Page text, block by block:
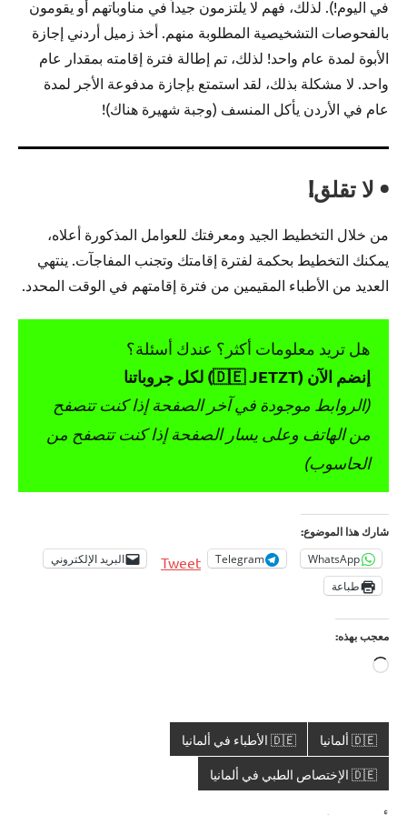
في اليوم!). لذلك، فهم لا يلتزمون جيداً في مناوباتهم أو يقومون
بالفحوصات التشخيصية المطلوبة منهم. أخذ زميل أردني إجازة
الأبوة لمدة عام واحد! لذلك، تم إطالة فترة إقامته بمقدار عام
واحد. لا مشكلة بذلك، لقد استمتع بإجازة مدفوعة الأجر لمدة
عام في الأردن يأكل المنسف (وجبة شهيرة هناك)!
• لا تقلق!
من خلال التخطيط الجيد ومعرفتك للعوامل المذكورة أعلاه،
يمكنك التخطيط بحكمة لفترة إقامتك وتجنب المفاجآت. ينتهي
العديد من الأطباء المقيمين من فترة إقامتهم في الوقت المحدد.
هل تريد معلومات أكثر؟ عندك أسئلة؟
إنضم الآن (🇩🇪 JETZT) لكل جروباتنا
(الروابط موجودة في آخر الصفحة إذا كنت تتصفح
من الهاتف وعلى يسار الصفحة إذا كنت تتصفح من
الحاسوب)
شارك هذا الموضوع:
WhatsApp
Telegram
Tweet
البريد الإلكتروني
طباعة
معجب بهذه:
جاري
🇩🇪 ألمانيا 🇩🇪 الأطباء في ألمانيا
🇩🇪 الإختصاص الطبي في ألمانيا